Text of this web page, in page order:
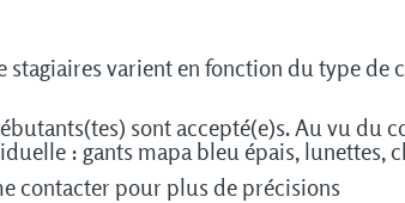
stagiaires varient en fonction du type de
sont accepté(e)s. Au vu du
: gants mapa bleu épais, lunettes,
contacter pour plus de précisions